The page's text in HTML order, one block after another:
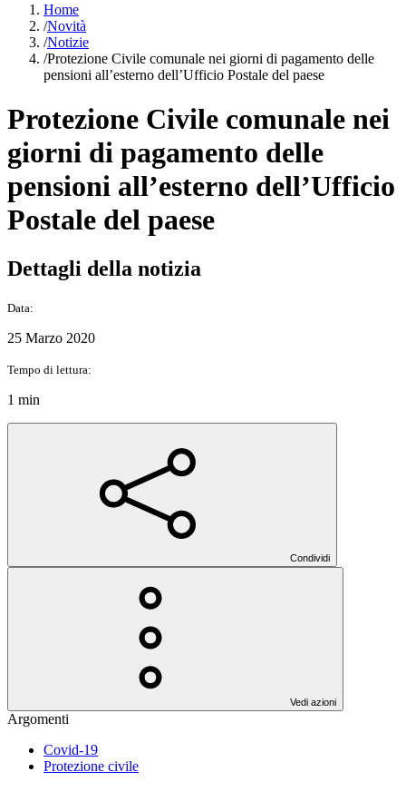
Home
/Novità
/Notizie
/Protezione Civile comunale nei giorni di pagamento delle
pensioni all’esterno dell’Ufficio Postale del paese
Protezione Civile comunale nei
giorni di pagamento delle
pensioni all’esterno dell’Ufficio
Postale del paese
Dettagli della notizia
Data:
25 Marzo 2020
Tempo di lettura:
1 min
Condividi
Vedi azioni
Argomenti
Covid-19
Protezione civile